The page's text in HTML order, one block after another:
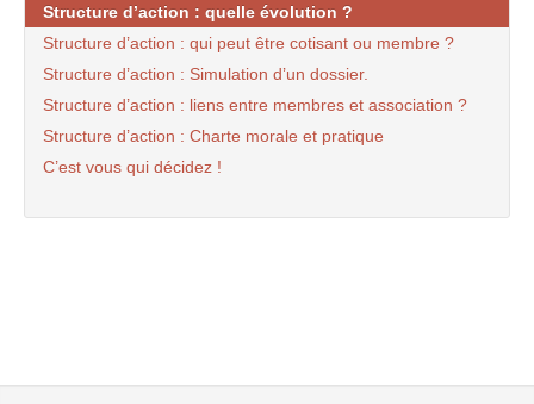
Structure d’action : quelle évolution ?
Structure d’action : qui peut être cotisant ou membre ?
Structure d’action : Simulation d’un dossier.
Structure d’action : liens entre membres et association ?
Structure d’action : Charte morale et pratique
C’est vous qui décidez !